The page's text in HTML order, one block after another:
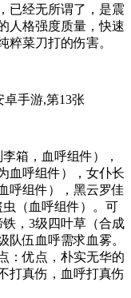
已经无所谓了，是震
人格强度质量，快速
粹菜刀打的伤害。
箱，血呼组件），
血呼组件），女仆长
呼组件），黑云罗佳
虫（血呼组件）。可
，3级四叶草（合成
队伍血呼需求血雾。
：优点，朴实无华的
打真伤，血呼打真伤